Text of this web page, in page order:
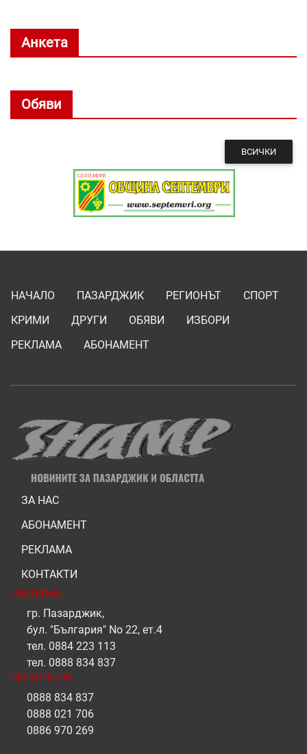
Анкета
Обяви
ВСИЧКИ
НАЧАЛО ПАЗАРДЖИК РЕГИОНЪТ
СПОРТ
КРИМИ
ДРУГИ ОБЯВИ
ИЗБОРИ
РЕКЛАМА
АБОНАМЕНТ
ЗА НАС
АБОНАМЕНТ
РЕКЛАМА
КОНТАКТИ
РЕКЛАМА
гр. Пазарджик,
бул. "България" No 22, ет.4
тел. 0884 223 113
тел. 0888 834 837
РЕПОРТЕРИ
0888 834 837
0888 021 706
0886 970 269